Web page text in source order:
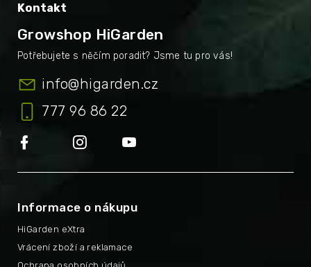
Kontakt
Growshop HiGarden
info@higarden.cz
777 96 86 22
Informace o nákupu
HiGarden eXtra
Vrácení zboží a reklamace